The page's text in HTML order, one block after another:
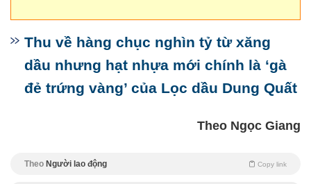
Thu về hàng chục nghìn tỷ từ xăng
dầu nhưng hạt nhựa mới chính là ‘gà
đẻ trứng vàng’ của Lọc dầu Dung Quất
Theo Ngọc Giang
Theo Người lao động Copy link